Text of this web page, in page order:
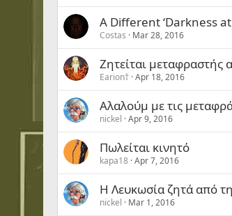
A Different ‘Darkness
Costas Mar 28, 2016
Ζητείται μεταφραστής
Earion† Apr 18, 2016
Αλαλούμ με τις
nickel Apr 9, 2016
Πωλείται κινητό
kapa18 Apr 7, 2016
Η Λευκωσία ζητά από
nickel Mar 1, 2016